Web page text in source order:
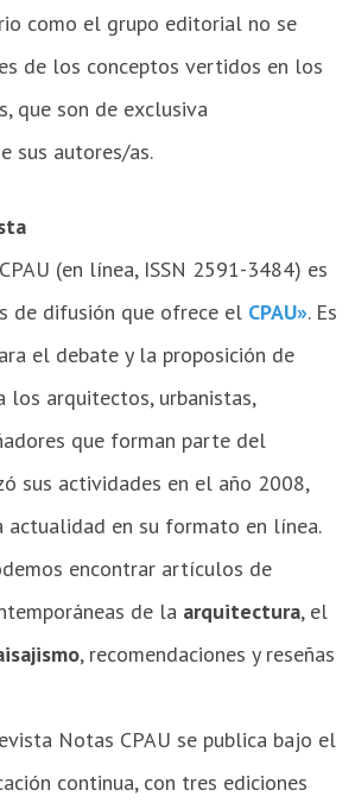
como el grupo editorial no se
de los conceptos vertidos en los
que son de exclusiva
sus autores/as.
(en línea, ISSN 2591-3484) es
de difusión que ofrece el CPAU». Es
el debate y la proposición de
los arquitectos, urbanistas,
que forman parte del
sus actividades en el año 2008,
actualidad en su formato en línea.
encontrar artículos de
de la arquitectura, el
, recomendaciones y reseñas
Notas CPAU se publica bajo el
continua, con tres ediciones